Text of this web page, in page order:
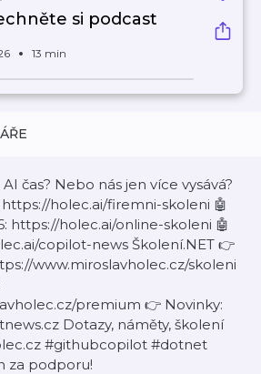
si podcast
13 min
čas? Nebo nás jen více vysává?
holec.ai/firemni-skoleni 🤖
https://holec.ai/online-skoleni 🤖
copilot-news Školení.NET 👉
www.miroslavholec.cz/skoleni
premium 👉 Novinky:
Dotazy, náměty, školení
#githubcopilot #dotnet
za podporu!